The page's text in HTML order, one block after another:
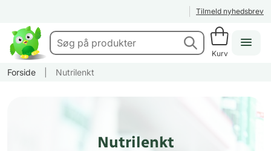
Tilmeld nyhedsbrev
Kurv
Forside Nutrilenkt
Nutrilenkt